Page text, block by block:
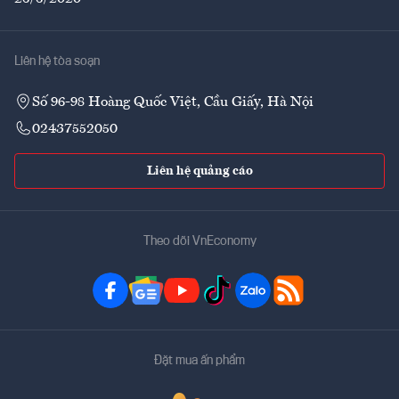
Liên hệ tòa soạn
Số 96-98 Hoàng Quốc Việt, Cầu Giấy, Hà Nội
02437552050
Liên hệ quảng cáo
Theo dõi VnEconomy
Đặt mua ấn phẩm